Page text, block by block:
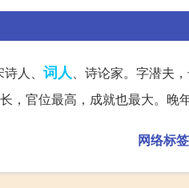
人、 词人、诗论家。字潜夫
，官位最高，成就也最大。晚
网络标